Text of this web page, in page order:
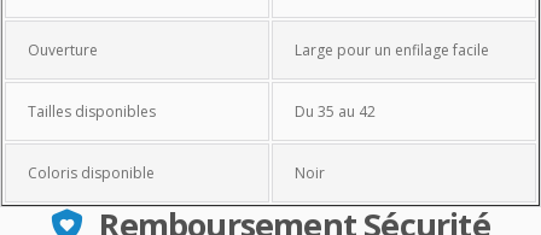
Ouverture Large pour un enfilage facile
Tailles disponibles Du 35 au 42
Coloris disponible Noir
Remboursement Sécurité